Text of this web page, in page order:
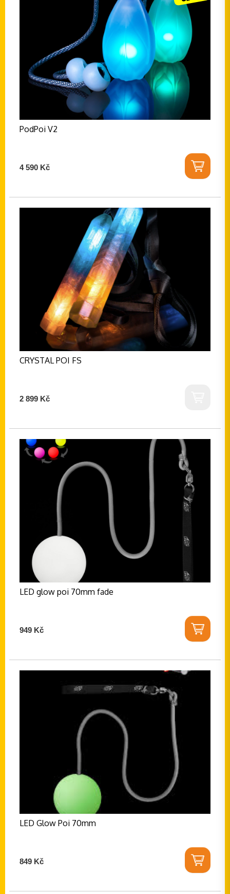
PodPoi V2
4 590 Kč
CRYSTAL POI FS
2 899 Kč
LED glow poi 70mm fade
949 Kč
LED Glow Poi 70mm
849 Kč